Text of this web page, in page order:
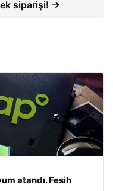
siparişi! →
atandı. Fesih